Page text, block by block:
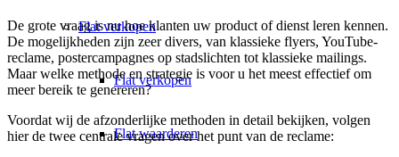
Flatverkopen
Flat verkopen
Flat waarderen
De grote vraag is nu hoe klanten uw product of dienst leren kennen.
De mogelijkheden zijn zeer divers, van klassieke flyers, YouTube-
reclame, postercampagnes op stadslichten tot klassieke mailings.
Maar welke methode en strategie is voor u het meest effectief om
meer bereik te genereren?
Voordat wij de afzonderlijke methoden in detail bekijken, volgen
hier de twee centrale vragen over het punt van de reclame: